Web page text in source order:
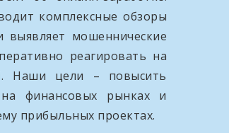
комплексные обзоры
мошеннические
реагировать на
Наши цели – повысить
на финансовых рынках и
прибыльных проектах.